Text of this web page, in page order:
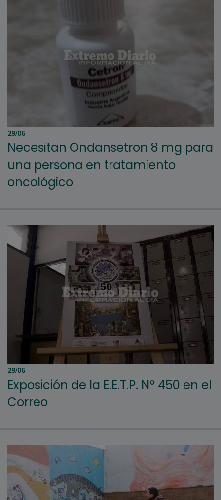
29/06
Necesitan Ondansetron 8 mg para
una persona en tratamiento
oncológico
29/06
Exposición de la E.E.T.P. N° 450 en el
Correo